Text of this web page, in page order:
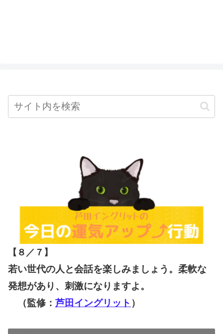
【８／７ 】
若い世代の人と会話を楽しみましょう。柔軟な
発想があり、刺激になりますよ。
（監修： 芦田イングリット ）